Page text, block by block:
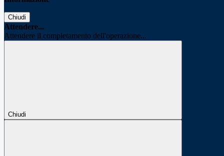
Chiudi
Attendere...
Attendere il completamento dell'operazione...
Chiudi